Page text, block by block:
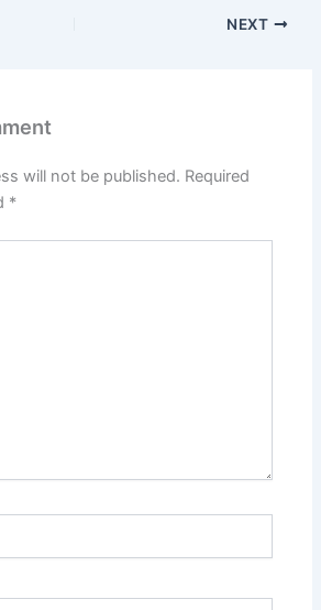
NEXT
will not be published. Required
*